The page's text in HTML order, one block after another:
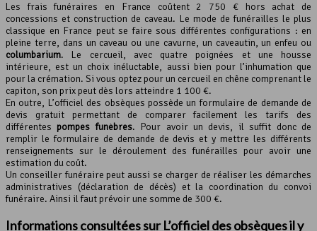
Les frais funéraires en France coûtent 2 750 € hors achat de
concessions et construction de caveau. Le mode de funérailles le plus
classique en France peut se faire sous différentes configurations : en
pleine terre, dans un caveau ou une cavurne, un caveautin, un enfeu ou
columbarium. Le cercueil, avec quatre poignées et une housse
intérieure, est un choix inéluctable, aussi bien pour l’inhumation que
pour la crémation. Si vous optez pour un cercueil en chêne comprenant le
capiton, son prix peut dès lors atteindre 1 100 €.
En outre, L’officiel des obsèques possède un formulaire de demande de
devis gratuit permettant de comparer facilement les tarifs des
différentes pompes funèbres. Pour avoir un devis, il suffit donc de
remplir le formulaire de demande de devis et y mettre les différents
renseignements sur le déroulement des funérailles pour avoir une
estimation du coût.
Un conseiller funéraire peut aussi se charger de réaliser les démarches
administratives (déclaration de décès) et la coordination du convoi
funéraire. Ainsi il faut prévoir une somme de 300 €.
Informations consultées sur L’officiel des obsèques il y